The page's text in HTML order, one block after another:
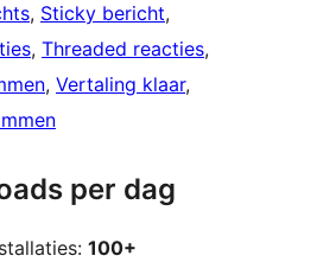
, Sticky bericht
, Threaded reacties
, Vertaling klaar
per dag
100+